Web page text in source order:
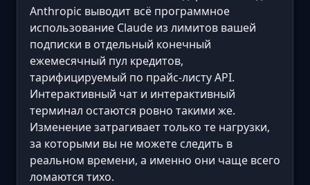
Anthropic выводит всё программное
использование Claude из лимитов вашей
подписки в отдельный конечный
ежемесячный пул кредитов,
тарифицируемый по прайс-листу API.
Интерактивный чат и интерактивный
терминал остаются ровно такими же.
Изменение затрагивает только те нагрузки,
за которыми вы не можете следить в
реальном времени, а именно они чаще всего
ломаются тихо.